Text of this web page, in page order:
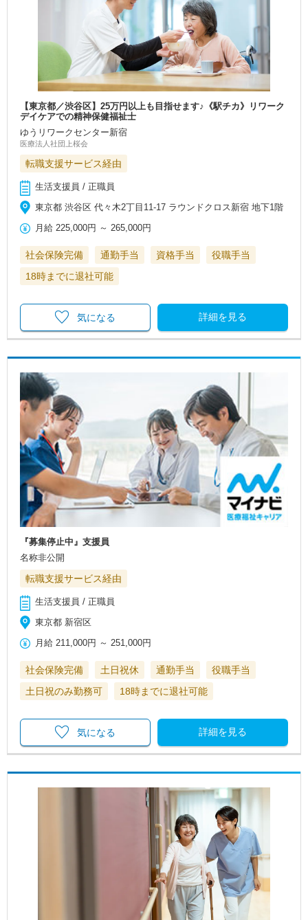
【東京都／渋谷区】25万円以上も目指せます♪《駅チカ》リワーク
デイケアでの精神保健福祉士
ゆうリワークセンター新宿
医療法人社団上桜会
転職支援サービス経由
生活支援員 / 正職員
東京都 渋谷区 代々木2丁目11-17 ラウンドクロス新宿 地下1階
月給 225,000円 ～265,000円
社会保険完備 通勤手当 資格手当
役職手当
18時までに退社可能
詳細を見る
気になる
『募集停止中』支援員
名称非公開
転職支援サービス経由
生活支援員 / 正職員
東京都 新宿区
月給 211,000円 ～251,000円
社会保険完備 土日祝休 通勤手当
役職手当
土日祝のみ勤務可
18時までに退社可能
詳細を見る
気になる